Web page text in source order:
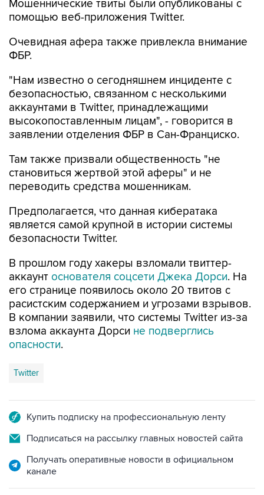
Очевидная афера также привлекла внимание
"Нам известно о сегодняшнем инциденте с
аккаунтами в Twitter, принадлежащими
высокопоставленным лицам", - говорится в
заявлении отделения ФБР в Сан-Франциско.
Там также призвали общественность "не
переводить средства мошенникам.
Предполагается, что данная кибератака
безопасности Twitter.
В прошлом году хакеры взломали твиттер-
его странице появилось около 20 твитов с
расистским содержанием и угрозами взрывов.
В компании заявили, что системы Twitter из-за
взлома аккаунта Дорсине подверглись
опасности.
Twitter
Подписаться на рассылку главных новостей сайта
Получать оперативные новости в официальном
НОВОСТИ ПО ТЕМЕ